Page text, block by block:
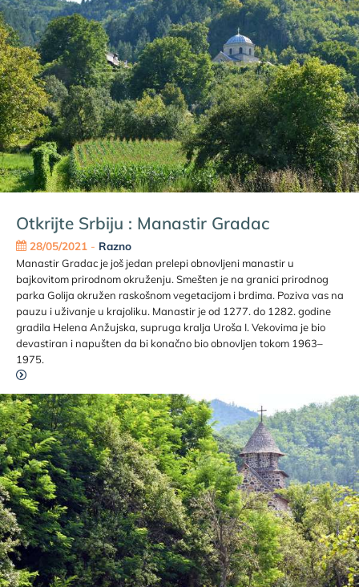
Otkrijte Srbiju : Manastir Gradac
28/05/2021- Razno
Manastir Gradac je još jedan prelepi obnovljeni manastir u
bajkovitom prirodnom okruženju. Smešten je na granici prirodnog
parka Golija okružen raskošnom vegetacijom i brdima. Poziva vas na
pauzu i uživanje u krajoliku. Manastir je od 1277. do 1282. godine
gradila Helena Anžujska, supruga kralja Uroša I. Vekovima je bio
devastiran i napušten da bi konačno bio obnovljen tokom 1963–
1975.